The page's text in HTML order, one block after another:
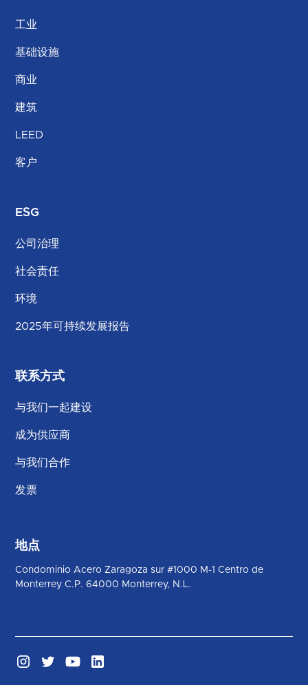
工业
基础设施
商业
建筑
LEED
客户
ESG
公司治理
社会责任
环境
2025年可持续发展报告
联系方式
与我们一起建设
成为供应商
与我们合作
发票
地点
Condominio Acero Zaragoza sur #1000 M-1 Centro de
Monterrey C.P. 64000 Monterrey, N.L.